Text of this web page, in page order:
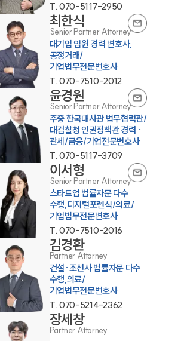
T. 070-5117-2950
최한식
Senior Partner Attorney
대기업 임원 경력 변호사,
공정거래/
기업법무전문변호사
T. 070-7510-2012
윤경원
Senior Partner Attorney
주중 한국대사관 법무협력관/
대검찰청 인권정책관 경력 ·
관세/금융/기업전문변호사
T. 070-5117-3709
이서형
Senior Partner Attorney
스타트업 법률자문 다수
수행,디지털포렌식/의료/
기업법무전문변호사
T. 070-7510-2016
김경환
Partner Attorney
건설·조선사 법률자문 다수
수행,의료/
기업법무전문변호사
T. 070-5214-2362
장세창
Partner Attorney